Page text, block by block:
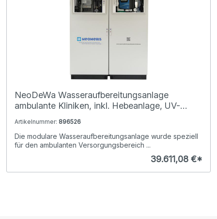
NeoDeWa Wasseraufbereitungsanlage
ambulante Kliniken, inkl. Hebeanlage, UV-
Auffangwannen, Sichtfenster und
NeoTecMaster
Artikelnummer: 896526
Die modulare Wasseraufbereitungsanlage wurde speziell
für den ambulanten Versorgungsbereich ...
39.611,08 €*